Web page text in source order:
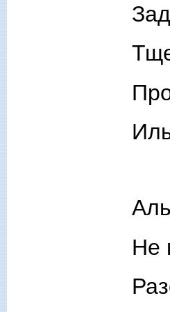
Не